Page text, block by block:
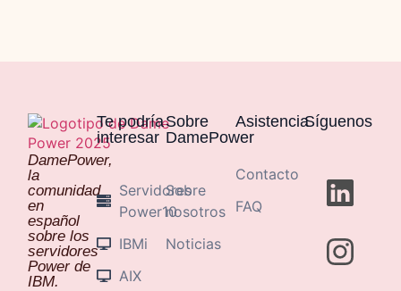
DamePower,
la
comunidad
en
español
sobre los
servidores
Power de
IBM.
Te podría
interesar
Servidores
Power10
IBMi
AIX
Sobre
DamePower
Sobre
nosotros
Noticias
Asistencia
Contacto
FAQ
Síguenos